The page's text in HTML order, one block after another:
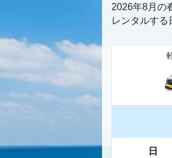
2026年8月の
レンタルする
日